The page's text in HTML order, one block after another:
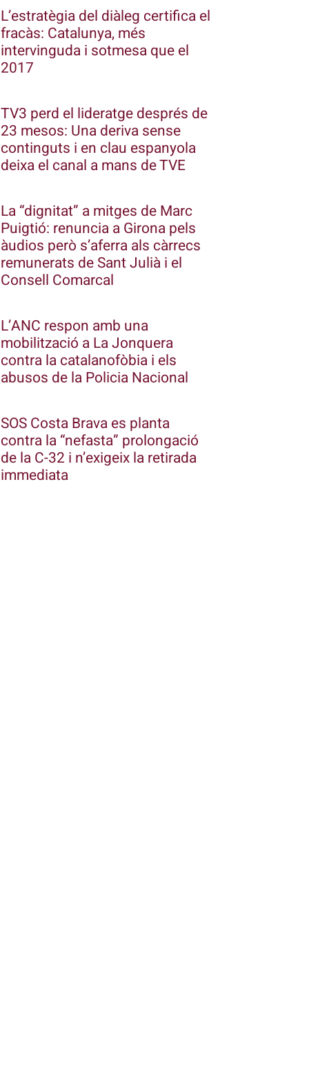
L’estratègia del diàleg certifica el
fracàs: Catalunya, més
intervinguda i sotmesa que el
2017
TV3 perd el lideratge després de
23 mesos: Una deriva sense
continguts i en clau espanyola
deixa el canal a mans de TVE
La “dignitat” a mitges de Marc
Puigtió: renuncia a Girona pels
àudios però s’aferra als càrrecs
remunerats de Sant Julià i el
Consell Comarcal
L’ANC respon amb una
mobilització a La Jonquera
contra la catalanofòbia i els
abusos de la Policia Nacional
SOS Costa Brava es planta
contra la “nefasta” prolongació
de la C-32 i n’exigeix la retirada
immediata